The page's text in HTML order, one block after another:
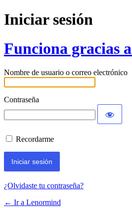
Iniciar sesión
Funciona gracias
Nombre de usuario o correo electrónico
Contraseña
Recordarme
¿Olvidaste tu contraseña?
← Ir a Lenormind